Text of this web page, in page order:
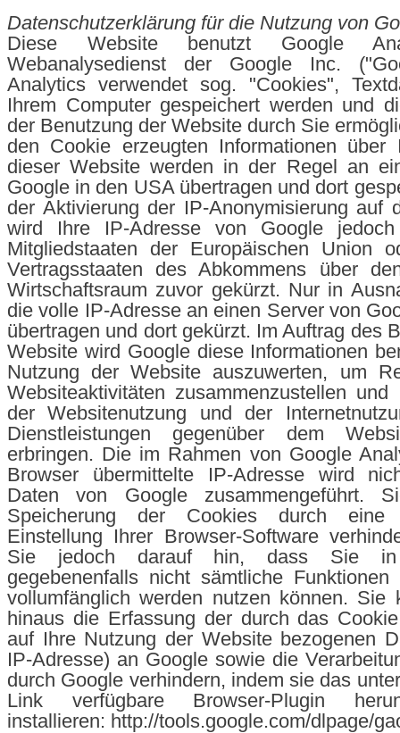
Datenschutzerklärung für die Nutzung von
Diese Website benutzt Google
Webanalysedienst der Google Inc.
Analytics verwendet sog. "Cookies",
Ihrem Computer gespeichert werden und
der Benutzung der Website durch Sie
den Cookie erzeugten Informationen über
dieser Website werden in der Regel an
Google in den USA übertragen und dort
der Aktivierung der IP-Anonymisierung auf
wird Ihre IP-Adresse von Google
Mitgliedstaaten der Europäischen Union
Vertragsstaaten des Abkommens über
Wirtschaftsraum zuvor gekürzt. Nur in
die volle IP-Adresse an einen Server von
übertragen und dort gekürzt. Im Auftrag des
Website wird Google diese Informationen
Nutzung der Website auszuwerten, um
Websiteaktivitäten zusammenzustellen
der Websitenutzung und der
Dienstleistungen gegenüber dem
erbringen. Die im Rahmen von Google
Browser übermittelte IP-Adresse wird
Daten von Google zusammengeführt.
Speicherung der Cookies durch eine
Einstellung Ihrer Browser-Software
Sie jedoch darauf hin, dass Sie
gegebenenfalls nicht sämtliche
vollumfänglich werden nutzen können. Sie
hinaus die Erfassung der durch das
auf Ihre Nutzung der Website bezogenen
IP-Adresse) an Google sowie die
durch Google verhindern, indem sie das
Link verfügbare Browser-Plugin
installieren: http://tools.google.com/dlpage/